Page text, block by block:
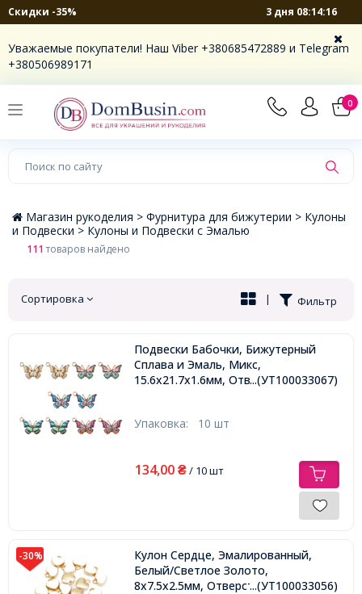
Скидки -35% 3 дня 08:14:15
Уважаемые покупатели! Наш Viber +380685472889 и Telegram
+380506989171
0
×
Магазин рукоделия > Фурнитура для бижутерии > Кулоны
и Подвески > Кулоны и Подвески с Эмалью
111товаров найдено
Сортировка Фильтр
|
Подвески Бабочки, Бижутерный
Сплава и Эмаль, Микс,
15.6х21.7х1.6мм, Отверстие 2мм,
...(УТ100033067)
Упаковка: 10 шт
134,00 ₴/ 10 шт
-30%
Кулон Сердце, Эмалированный,
Белый/Светлое Золото,
8x7.5x2.5мм, Отверстие 1.5мм,
...(УТ100033056)